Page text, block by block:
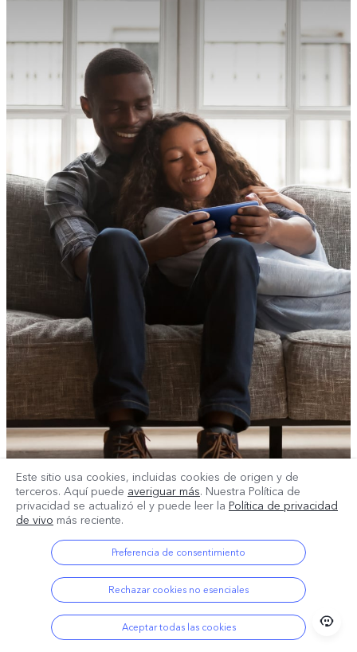
Este sitio usa cookies, incluidas cookies de origen y de
terceros. Aquí puede averiguar más. Nuestra Política de
privacidad se actualizó el y puede leer la Política de privacidad
de vivo más reciente.
Preferencia de consentimiento
Rechazar cookies no esenciales
Aceptar todas las cookies